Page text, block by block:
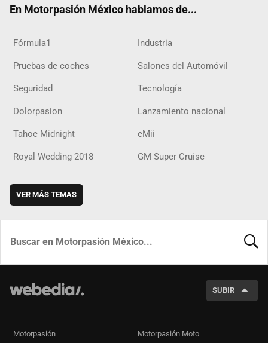
En Motorpasión México hablamos de...
Fórmula1 Industria
Pruebas de coches Salones del Automóvil
Seguridad Tecnología
Dolorpasion Lanzamiento nacional
Tahoe Midnight eMii
Royal Wedding 2018 GM Super Cruise
VER MÁS TEMAS
SUBIR
Motorpasión Motorpasión Moto